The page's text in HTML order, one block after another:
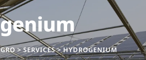
>SERVICES>HYDROGENIUM